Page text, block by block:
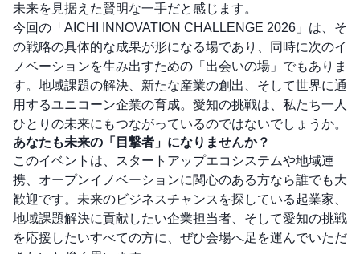
未来を見据えた賢明な一手だと感じます。
今回の「AICHI INNOVATION CHALLENGE 2026」は、そ
の戦略の具体的な成果が形になる場であり、同時に次のイ
ノベーションを生み出すための「出会いの場」でもありま
す。地域課題の解決、新たな産業の創出、そして世界に通
用するユニコーン企業の育成。愛知の挑戦は、私たち一人
ひとりの未来にもつながっているのではないでしょうか。
あなたも未来の「目撃者」になりませんか？
このイベントは、スタートアップエコシステムや地域連
携、オープンイノベーションに関心のある方なら誰でも大
歓迎です。未来のビジネスチャンスを探している起業家、
地域課題解決に貢献したい企業担当者、そして愛知の挑戦
を応援したいすべての方に、ぜひ会場へ足を運んでいただ